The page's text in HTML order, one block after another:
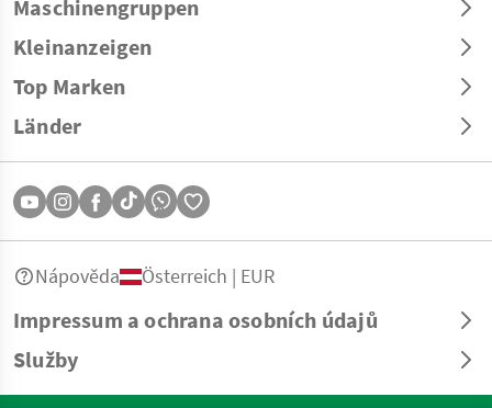
Maschinengruppen
Kleinanzeigen
Top Marken
Länder
Impressum a ochrana osobních údajů
Služby
Nápověda Österreich | EUR